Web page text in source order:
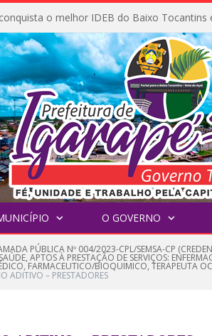
O GOVERNO
PÚBLICA Nº 004/2023-CPL/SEMSA-CP
APTOS À PRESTAÇÃO DE SERVIÇOS:
FARMACEUTICO/BIOQUIMICO, TERAPEUTA
ADITIVO – PRESTADORES